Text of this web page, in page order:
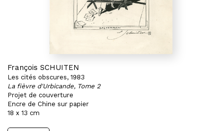
François SCHUITEN
Les cités obscures, 1983
La fièvre d'Urbicande, Tome 2
Projet de couverture
Encre de Chine sur papier
18 x 13 cm